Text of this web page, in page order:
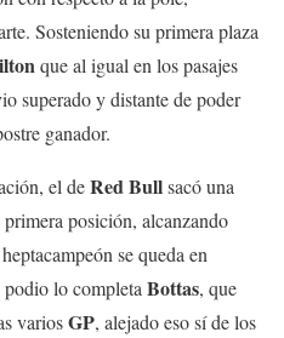
Sosteniendo su primera plaza
que al igual en los pasajes
superado y distante de poder
ganador.
el deRedBullsacó una
posición, alcanzando
se queda en
lo completaBottas, que
variosGP, alejado eso sí de los